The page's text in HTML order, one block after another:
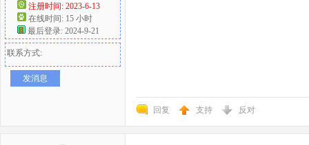
注册时间: 2023-6-13
在线时间: 15 小时
最后登录: 2024-9-21
联系方式:
发消息
回复 支持 反对